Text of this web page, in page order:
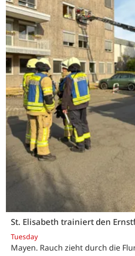
St. Elisabeth trainiert den
Tuesday
Mayen. Rauch zieht durch die